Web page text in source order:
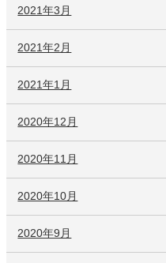
2021年3月
2021年2月
2021年1月
2020年12月
2020年11月
2020年10月
2020年9月